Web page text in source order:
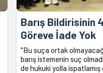
Barış Bildirisinin
Göreve İade Yok
"Bu suça ortak
barış istemenin suç
de hukuki yolla